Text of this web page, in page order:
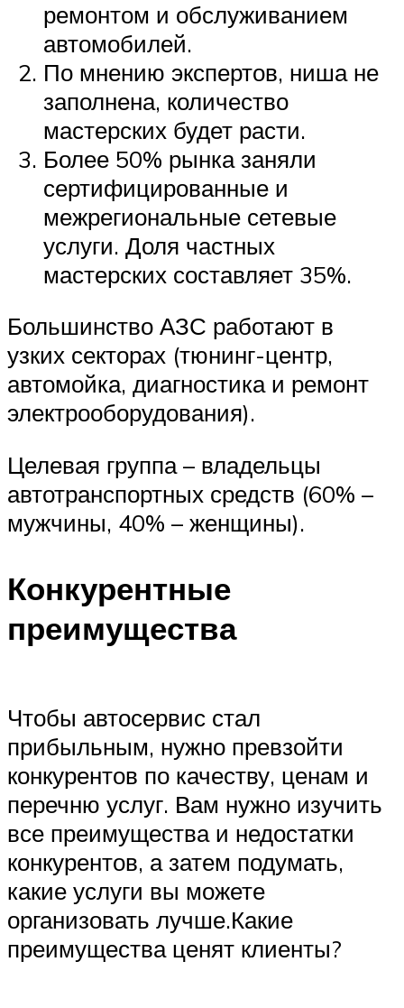
ремонтом и обслуживанием
автомобилей.
По мнению экспертов, ниша не
заполнена, количество
мастерских будет расти.
Более 50% рынка заняли
сертифицированные и
межрегиональные сетевые
услуги. Доля частных
мастерских составляет 35%.
Большинство АЗС работают в
узких секторах (тюнинг-центр,
автомойка, диагностика и ремонт
электрооборудования).
Целевая группа – владельцы
автотранспортных средств (60% –
мужчины, 40% – женщины).
Конкурентные
преимущества
Чтобы автосервис стал
прибыльным, нужно превзойти
конкурентов по качеству, ценам и
перечню услуг. Вам нужно изучить
все преимущества и недостатки
конкурентов, а затем подумать,
какие услуги вы можете
организовать лучше.Какие
преимущества ценят клиенты?